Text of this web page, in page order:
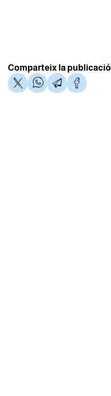
Comparteix la publicació